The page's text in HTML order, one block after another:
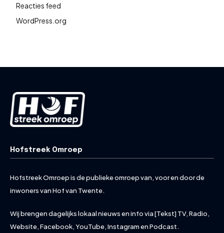
Reacties feed
WordPress.org
Hofstreek Omroep
Hofstreek Omroep is de publieke omroep van, voor en door de
inwoners van Hof van Twente.
Wij brengen dagelijks lokaal nieuws en info via [Tekst] TV, Radio,
Website, Facebook, YouTube, Instagram en Podcast.